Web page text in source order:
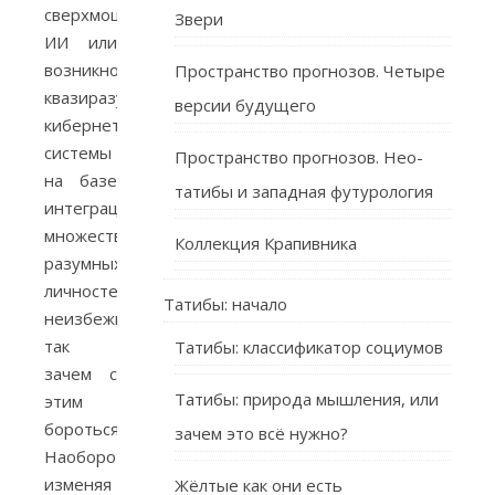
сверхмощного
ИИ или
возникновение
квазиразумной
кибернетической
системы
на базе
интеграции
множества
разумных
личностей
неизбежно,
так
зачем с
этим
бороться?
Наоборот,
изменяя
Звери
Пространство прогнозов. Четыре
версии будущего
Пространство прогнозов. Нео-
татибы и западная футурология
Коллекция Крапивника
Татибы: начало
Татибы: классификатор социумов
Татибы: природа мышления, или
зачем это всё нужно?
Жёлтые как они есть